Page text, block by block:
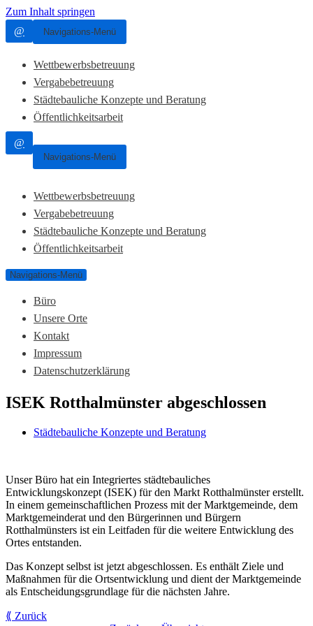
Zum Inhalt springen
@
Navigations-Menü
Wettbewerbsbetreuung
Vergabebetreuung
Städtebauliche Konzepte und Beratung
Öffentlichkeitsarbeit
@
Navigations-Menü
Wettbewerbsbetreuung
Vergabebetreuung
Städtebauliche Konzepte und Beratung
Öffentlichkeitsarbeit
Navigations-Menü
Büro
Unsere Orte
Kontakt
Impressum
Datenschutzerklärung
ISEK Rotthalmünster abgeschlossen
Städtebauliche Konzepte und Beratung
Unser Büro hat ein Integriertes städtebauliches
Entwicklungskonzept (ISEK) für den Markt Rotthalmünster erstellt.
In einem gemeinschaftlichen Prozess mit der Marktgemeinde, dem
Marktgemeinderat und den Bürgerinnen und Bürgern
Rotthalmünsters ist ein Leitfaden für die weitere Entwicklung des
Ortes entstanden.
Das Konzept selbst ist jetzt abgeschlossen. Es enthält Ziele und
Maßnahmen für die Ortsentwicklung und dient der Marktgemeinde
als Entscheidungsgrundlage für die nächsten Jahre.
⟪ Zurück